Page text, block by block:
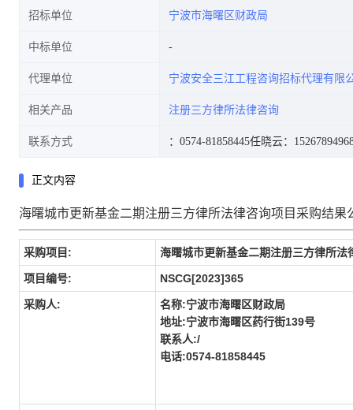
招标单位 宁波市海曙区财政局
中标单位
代理单位 宁波安全三江工程咨询招标代理有限
相关产品 注册三方律所法律咨询
联系方式 ：0574-81858445任晓云：
正文内容
海曙城市更新基金二期注册三方律所法律咨询项目采购结果
采购项目: 海曙城市更新基金二期注册三方律所法
项目编号: NSCG[2023]365
采购人:
名称:宁波市海曙区财政局
地址:宁波市海曙区药行街139号
联系人:/
电话:0574-81858445